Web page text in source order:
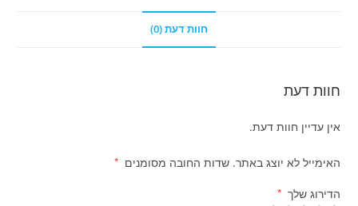
חוות דעת (0)
חוות דעת
אין עדיין חוות דעת.
האימייל לא יוצג באתר. שדות החובה מסומנים *
הדירוג שלך *